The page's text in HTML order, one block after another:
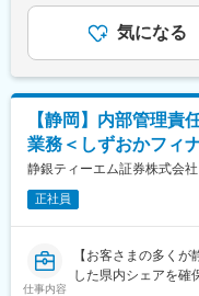
が安定しづらい方
■組織構成：
名古屋支店には20名
※人数は暫定、20～
■研修体制：
当社社員は9割以上
入社時研修/フォロー
サポート体制が充実
横浜フィナンシャ
不動産担保融資の専
進
・住宅ローン審査業
・業務委託先や派遣
応、住宅ローンナビ
■ポジションの魅力：
本ポジションは単な
変革を担う中核メン
す。
具体的には、
・審査プロセスの見
・審査判断基準の整
・業務標準化の推進
価に基づき支給・
の金額であり、選
額)は固定手当を含め
気になる
【静岡】内部管理責
業務＜しずおかフィ
静銀ティーエム証券株式会社
正社員
仕事内容
【お客さまの多く
した県内シェアを確